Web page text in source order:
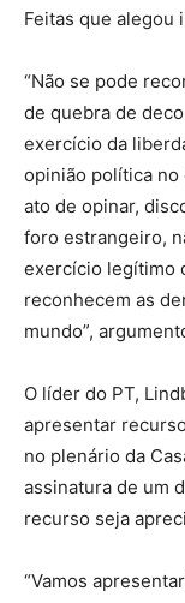
Feitas que alegou
“Não se pode
de quebra de
exercício da
opinião política
ato de opinar,
foro estrangeiro,
exercício legítimo
reconhecem as
mundo”,
O líder do PT,
apresentar
no plenário da
assinatura de um
recurso seja
“Vamos